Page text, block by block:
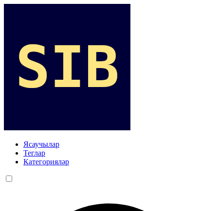
Ясаучылар
Теглар
Категорияләр